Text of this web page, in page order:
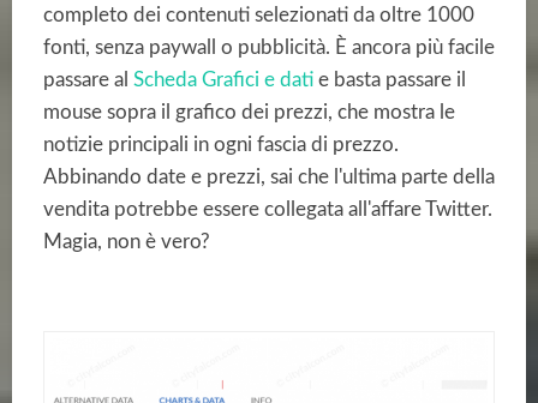
completo dei contenuti selezionati da oltre 1000
fonti, senza paywall o pubblicità. È ancora più facile
passare al Scheda Grafici e datie basta passare il
mouse sopra il grafico dei prezzi, che mostra le
notizie principali in ogni fascia di prezzo.
Abbinando date e prezzi, sai che l'ultima parte della
vendita potrebbe essere collegata all'affare Twitter.
Magia, non è vero?